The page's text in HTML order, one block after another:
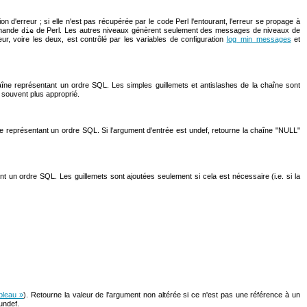
d'erreur ; si elle n'est pas récupérée par le code Perl l'entourant, l'erreur se propage à
diede Perl. Les autres niveaux génèrent seulement des messages de niveaux de
voire les deux, est contrôlé par les variables de configuration log_min_messages et
représentant un ordre SQL. Les simples guillemets et antislashes de la chaîne sont
plus approprié.
un ordre SQL. Si l'argument d'entrée est undef, retourne la chaîne "NULL"
un ordre SQL. Les guillemets sont ajoutées seulement si cela est nécessaire (i.e. si la
»). Retourne la valeur de l'argument non altérée si ce n'est pas une référence à un